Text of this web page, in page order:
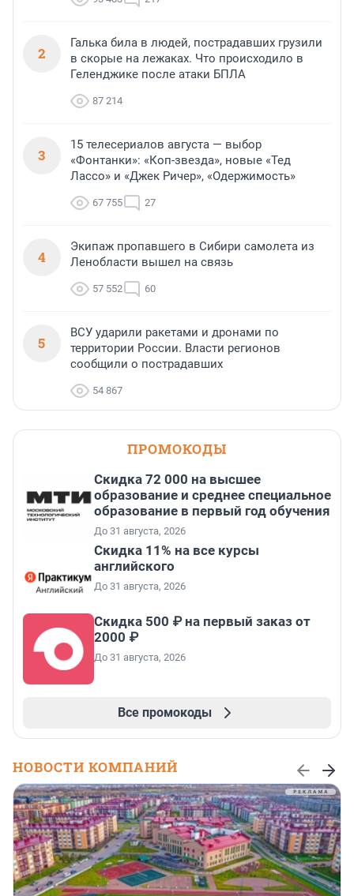
2
Галька била в людей, пострадавших грузили
в скорые на лежаках. Что происходило в
Геленджике после атаки БПЛА
87 214
3
15 телесериалов августа — выбор
«Фонтанки»: «Коп-звезда», новые «Тед
Лассо» и «Джек Ричер», «Одержимость»
67 755 27
4
Экипаж пропавшего в Сибири самолета из
Ленобласти вышел на связь
57 552 60
5
ВСУ ударили ракетами и дронами по
территории России. Власти регионов
сообщили о пострадавших
54 867
ПРОМОКОДЫ
Скидка 72 000 на высшее
образование и среднее специальное
образование в первый год обучения
До 31 августа, 2026
Скидка 11% на все курсы
английского
До 31 августа, 2026
Скидка 500 ₽ на первый заказ от
2000 ₽
До 31 августа, 2026
Все промокоды
НОВОСТИ КОМПАНИЙ